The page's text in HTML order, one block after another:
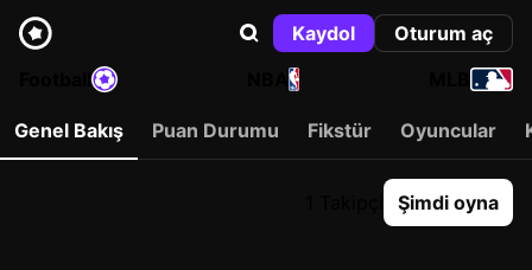
Kaydol
Oturum aç
NBA
Genel Bakış Puan Durumu Fikstür Oyuncular
Şimdi oyna